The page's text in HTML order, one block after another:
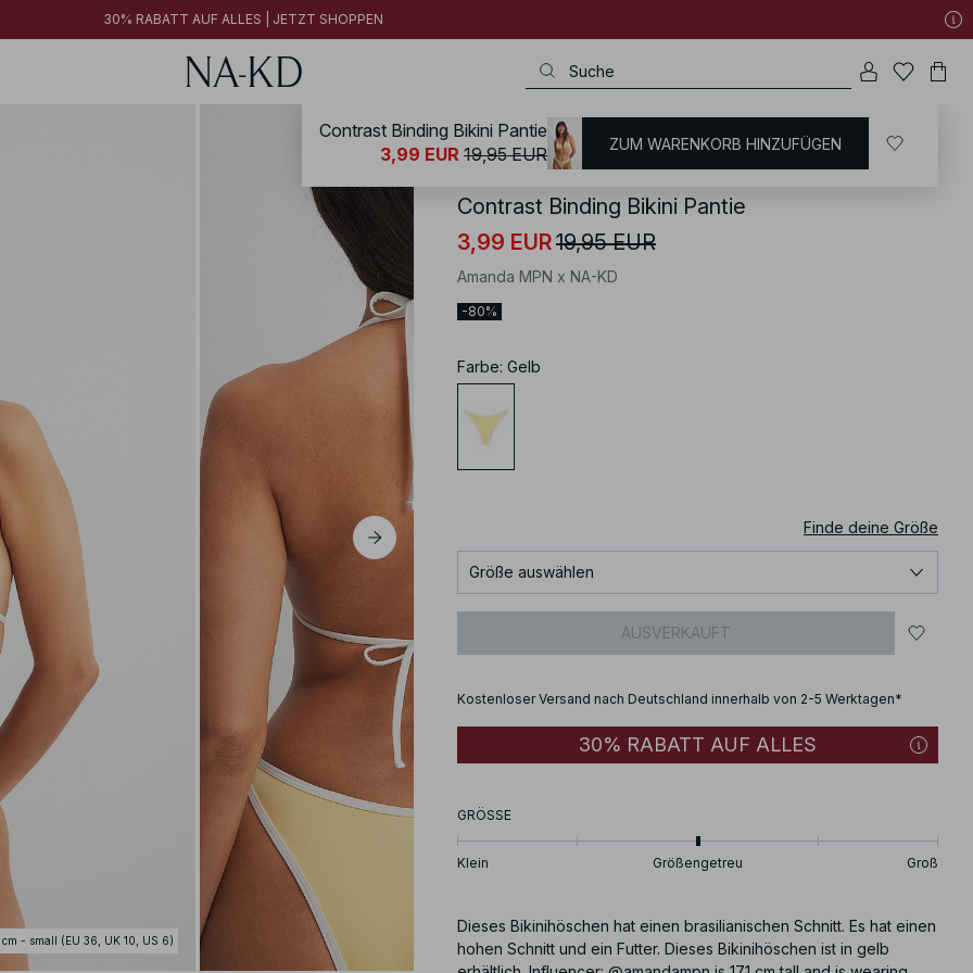
30% RABATT AUF ALLES | JETZT SHOPPEN
cm - small (EU 36, UK 10, US 6)
NA-KD / Bademoden Bikinis / Bikini Unterteile / Brasilianische Bikinis
Contrast Binding Bikini Pantie
3,99 EUR19,95 EUR
Amanda MPN x NA-KD
-80%
Farbe: Gelb
Finde deine Größe
Größe auswählen
AUSVERKAUFT
Kostenloser Versand nach Deutschland innerhalb von 2-5 Werktagen*
30% RABATT AUF ALLES
GRÖSSE
Klein Größengetreu Groß
Dieses Bikinihöschen hat einen brasilianischen Schnitt. Es hat einen
hohen Schnitt und ein Futter. Dieses Bikinihöschen ist in gelb
Contrast Binding Bikini Pantie
3,99 EUR 19,95 EUR ZUM WARENKORB HINZUFÜGEN